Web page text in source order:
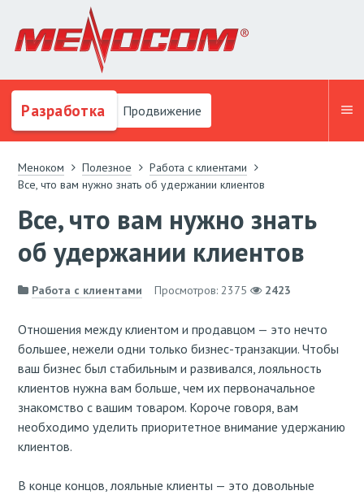
Разработка Продвижение
Меноком Полезное
Работа с клиентами
Все, что вам нужно знать об удержании клиентов
Все, что вам нужно знать
об удержании клиентов
Работа с клиентами Просмотров: 2375 2423
Отношения между клиентом и продавцом — это нечто
большее, нежели одни только бизнес-транзакции. Чтобы
ваш бизнес был стабильным и развивался, лояльность
клиентов нужна вам больше, чем их первоначальное
знакомство с вашим товаром. Короче говоря, вам
необходимо уделить приоритетное внимание удержанию
клиентов.
В конце концов, лояльные клиенты — это довольные